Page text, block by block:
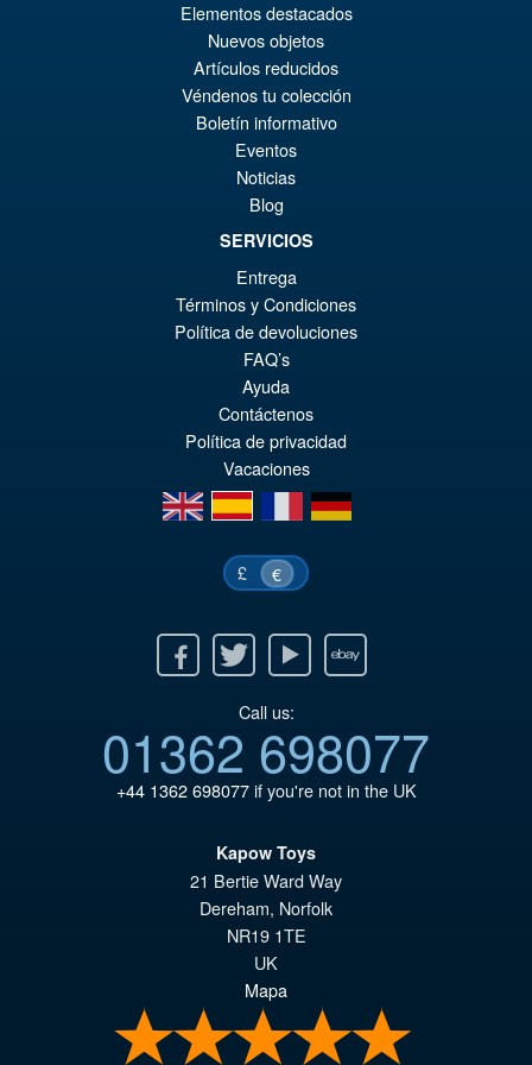
PRÉ COMMANDE
S.H.MonsterArts Godzilla vs.
Biollante Movie Graphic Plus (
1989 )
AJOUTER AU PANIER
Elementos destacados
Nuevos objetos
Artículos reducidos
Véndenos tu colección
Boletín informativo
Eventos
Noticias
Blog
SERVICIOS
Entrega
Términos y Condiciones
Política de devoluciones
FAQ’s
Ayuda
Contáctenos
Política de privacidad
Vacaciones
en
es fr de
£ €
Twitter Youtube Ebay
Call us:
01362 698077
+44 1362 698077if you're not in the UK
Kapow Toys
21 Bertie Ward Way
Dereham, Norfolk
NR19 1TE
UK
Mapa